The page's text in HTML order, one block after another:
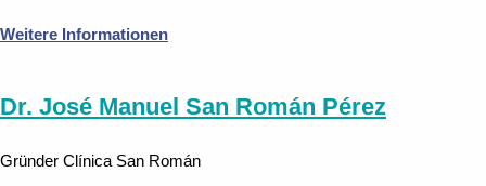
Weitere Informationen
Dr. José Manuel San Román Pérez
Gründer Clínica San Román